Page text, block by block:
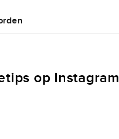
op Instagram